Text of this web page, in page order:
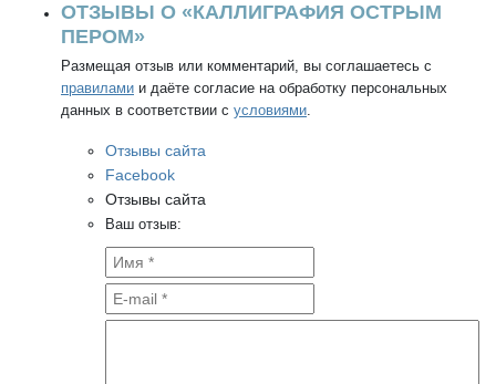
ОТЗЫВЫ О «КАЛЛИГРАФИЯ ОСТРЫМ
ПЕРОМ»
Размещая отзыв или комментарий, вы соглашаетесь с
правилами и даёте согласие на обработку персональных
данных в соответствии с условиями.
Отзывы сайта
Facebook
Отзывы сайта
Ваш отзыв: